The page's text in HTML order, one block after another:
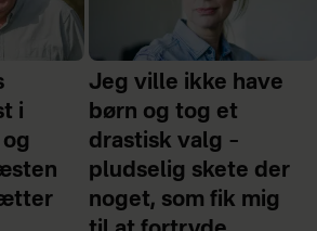
i
Jeg ville ikke have
børn og tog et
drastisk valg –
pludselig skete der
noget, som fik mig